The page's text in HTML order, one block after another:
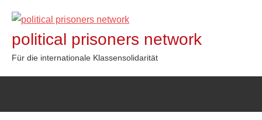
Inhalt
springen
political prisoners network
Für die internationale Klassensolidarität